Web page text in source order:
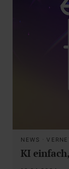
NEWS ·
KI